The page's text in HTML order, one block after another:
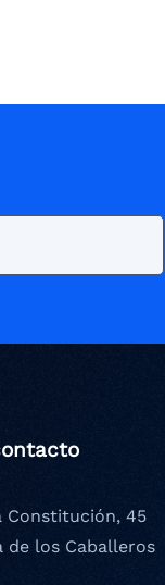
Constitución, 45
de los Caballeros